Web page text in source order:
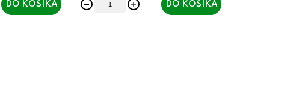
DO KOŠÍKA DO KOŠÍKA